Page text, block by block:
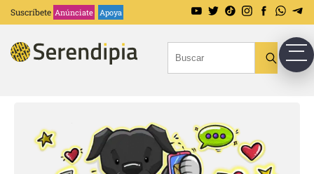
Suscríbete Anúnciate Apoya